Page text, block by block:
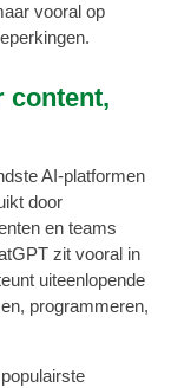
vooral op
content,
AI-platformen
door
en teams
zit vooral in
uiteenlopende
programmeren,